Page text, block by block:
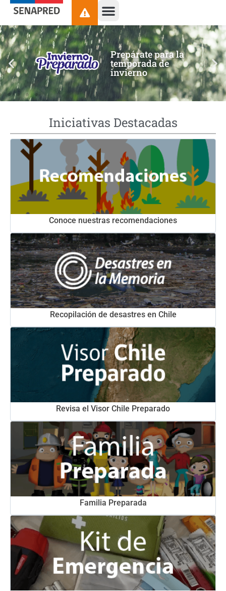
contenido
Prepárate para la
temporada de
invierno
Iniciativas Destacadas
Conoce nuestras recomendaciones
Recopilación de desastres en Chile
Revisa el Visor Chile Preparado
Familia Preparada